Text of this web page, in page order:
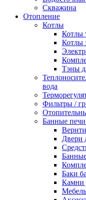
Скважина
Отопление
Котлы
Котлы
Котлы
Тэны
вода
Фильтры /
Банные печи
Двери
Баки
Камни